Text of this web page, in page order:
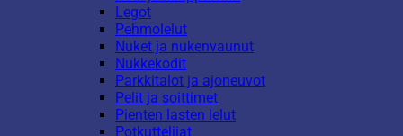
Legot
Pehmolelut
Nuket ja nukenvaunut
Nukkekodit
Parkkitalot ja ajoneuvot
Pelit ja soittimet
Pienten lasten lelut
Potkuttelijat